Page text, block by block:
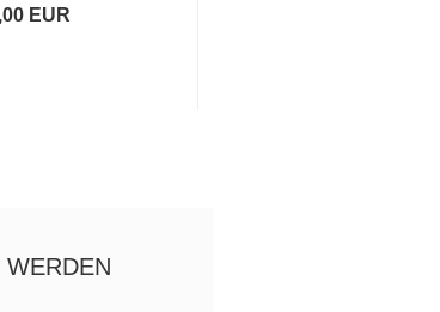
EUR
WERDEN